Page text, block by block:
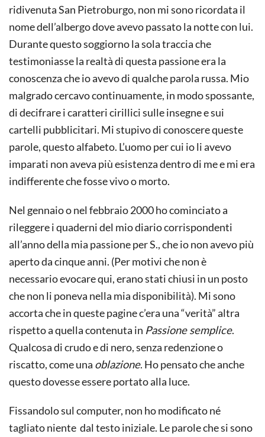
ridivenuta San Pietroburgo, non mi sono ricordata il
nome dell’albergo dove avevo passato la notte con lui.
Durante questo soggiorno la sola traccia che
testimoniasse la realtà di questa passione era la
conoscenza che io avevo di qualche parola russa. Mio
malgrado cercavo continuamente, in modo spossante,
di decifrare i caratteri cirillici sulle insegne e sui
cartelli pubblicitari. Mi stupivo di conoscere queste
parole, questo alfabeto. L’uomo per cui io li avevo
imparati non aveva più esistenza dentro di me e mi era
indifferente che fosse vivo o morto.
Nel gennaio o nel febbraio 2000 ho cominciato a
rileggere i quaderni del mio diario corrispondenti
all’anno della mia passione per S., che io non avevo più
aperto da cinque anni. (Per motivi che non è
necessario evocare qui, erano stati chiusi in un posto
che non li poneva nella mia disponibilità). Mi sono
accorta che in queste pagine c’era una “verità” altra
rispetto a quella contenuta in Passione semplice.
Qualcosa di crudo e di nero, senza redenzione o
riscatto, come una oblazione. Ho pensato che anche
questo dovesse essere portato alla luce.
Fissandolo sul computer, non ho modificato né
tagliato niente dal testo iniziale. Le parole che si sono